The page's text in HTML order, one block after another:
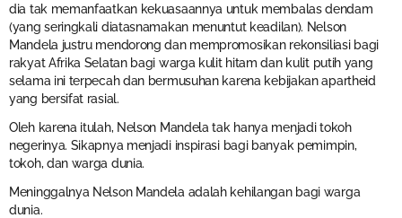
dia tak memanfaatkan kekuasaannya untuk membalas dendam
(yang seringkali diatasnamakan menuntut keadilan). Nelson
Mandela justru mendorong dan mempromosikan rekonsiliasi bagi
rakyat Afrika Selatan bagi warga kulit hitam dan kulit putih yang
selama ini terpecah dan bermusuhan karena kebijakan apartheid
yang bersifat rasial.
Oleh karena itulah, Nelson Mandela tak hanya menjadi tokoh
negerinya. Sikapnya menjadi inspirasi bagi banyak pemimpin,
tokoh, dan warga dunia.
Meninggalnya Nelson Mandela adalah kehilangan bagi warga
dunia.